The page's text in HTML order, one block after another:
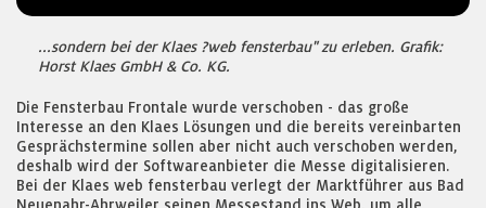
...sondern bei der Klaes ?web fensterbau" zu erleben. Grafik:
Horst Klaes GmbH & Co. KG.
Die Fensterbau Frontale wurde verschoben - das große
Interesse an den Klaes Lösungen und die bereits vereinbarten
Gesprächstermine sollen aber nicht auch verschoben werden,
deshalb wird der Softwareanbieter die Messe digitalisieren.
Bei der Klaes web fensterbau verlegt der Marktführer aus Bad